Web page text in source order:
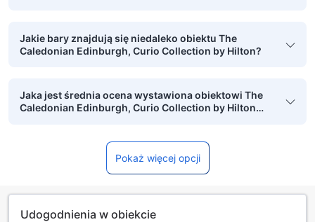
Jakie bary znajdują się niedaleko obiektu The
Caledonian Edinburgh, Curio Collection by Hilton?
Jaka jest średnia ocena wystawiona obiektowi The
Caledonian Edinburgh, Curio Collection by Hilton
Pokaż więcej opcji
Udogodnienia w obiekcie